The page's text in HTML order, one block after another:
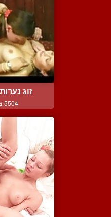
זוג
5504 צפיות